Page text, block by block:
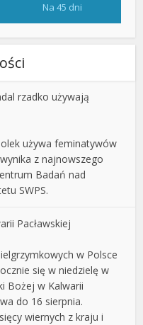
Na 45 dni
rzadko używają
używa feminatywów
z najnowszego
Badań nad
SWPS.
Pacławskiej
w Polsce
się w niedzielę w
Bożej w Kalwarii
do 16 sierpnia.
wiernych z kraju i